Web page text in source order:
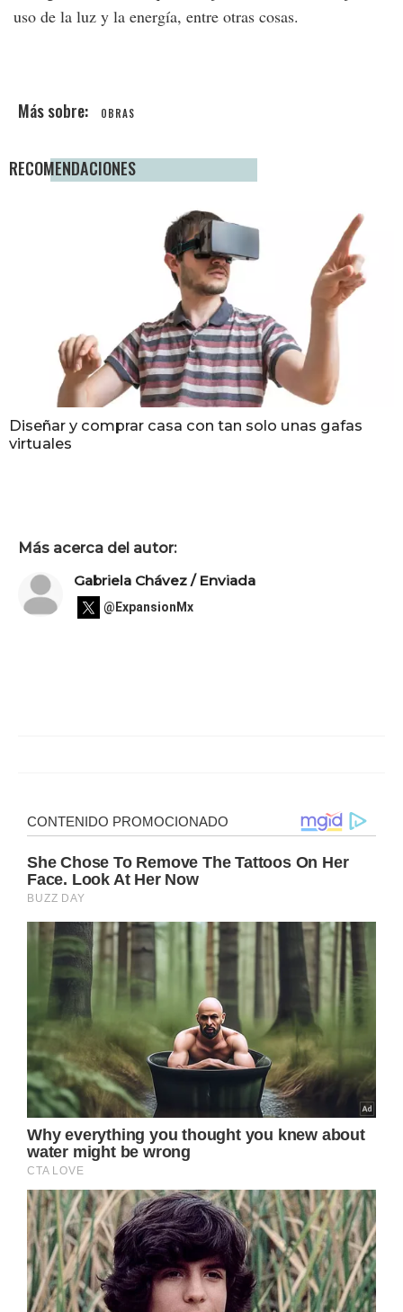
uso de la luz y la energía, entre otras cosas.
OBRAS
RECOMENDACIONES
Diseñar y comprar casa con tan solo unas gafas
virtuales
Más acerca del autor:
Gabriela Chávez / Enviada
@ExpansionMx